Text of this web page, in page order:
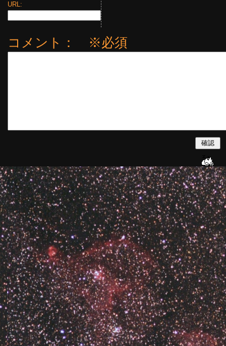
URL:
コメント： ※必須